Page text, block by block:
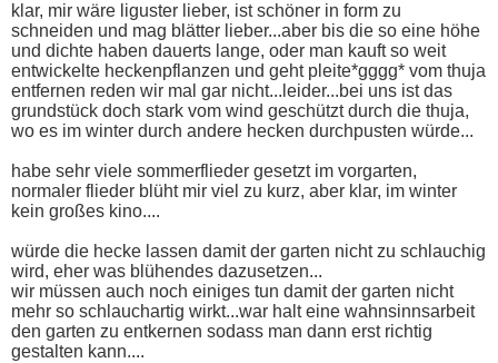
klar, mir wäre liguster lieber, ist schöner in form zu
schneiden und mag blätter lieber...aber bis die so eine höhe
und dichte haben dauerts lange, oder man kauft so weit
entwickelte heckenpflanzen und geht pleite*gggg* vom thuja
entfernen reden wir mal gar nicht...leider...bei uns ist das
grundstück doch stark vom wind geschützt durch die thuja,
wo es im winter durch andere hecken durchpusten würde...
habe sehr viele sommerflieder gesetzt im vorgarten,
normaler flieder blüht mir viel zu kurz, aber klar, im winter
kein großes kino....
würde die hecke lassen damit der garten nicht zu schlauchig
wird, eher was blühendes dazusetzen...
wir müssen auch noch einiges tun damit der garten nicht
mehr so schlauchartig wirkt...war halt eine wahnsinnsarbeit
den garten zu entkernen sodass man dann erst richtig
gestalten kann....